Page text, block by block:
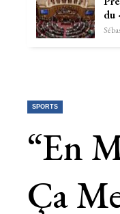
du
SPORTS
“En
Ça